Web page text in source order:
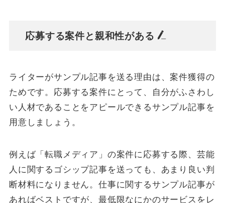
応募する案件と親和性がある
ライターがサンプル記事を送る理由は、案件獲得の
ためです。応募する案件にとって、自分がふさわし
い人材であることをアピールできるサンプル記事を
用意しましょう。
例えば「転職メディア」の案件に応募する際、芸能
人に関するゴシップ記事を送っても、あまり良い判
断材料になりません。仕事に関するサンプル記事が
あればベストですが、最低限なにかのサービスをレ